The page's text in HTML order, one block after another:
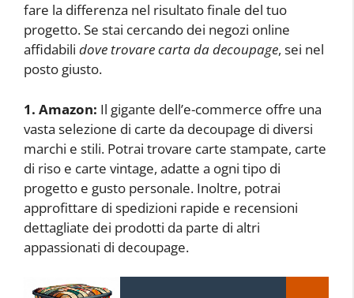
fare la differenza nel risultato finale del tuo
progetto. Se stai cercando dei negozi online
affidabili dove trovare carta da decoupage, sei nel
posto giusto.
1. Amazon: Il gigante dell’e-commerce offre una
vasta selezione di carte da decoupage di diversi
marchi e stili. Potrai trovare carte stampate, carte
di riso e carte vintage, adatte a ogni tipo di
progetto e gusto personale. Inoltre, potrai
approfittare di spedizioni rapide e recensioni
dettagliate dei prodotti da parte di altri
appassionati di decoupage.